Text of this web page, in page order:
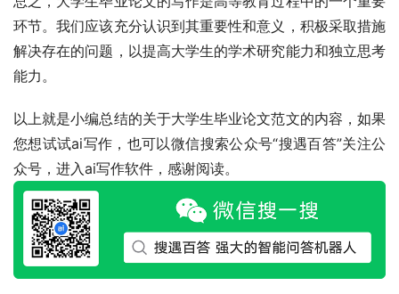
环节。我们应该充分认识到其重要性和意义，积极采取措施
解决存在的问题，以提高大学生的学术研究能力和独立思考
能力。
以上就是小编总结的关于大学生毕业论文范文的内容，如果
您想试试ai写作，也可以微信搜索公众号“搜遇百答”关注公
众号，进入ai写作软件，感谢阅读。